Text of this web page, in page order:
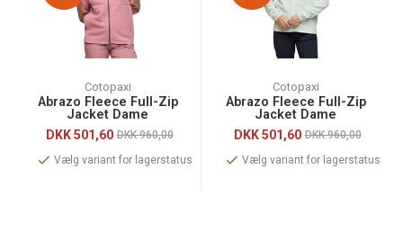
Cotopaxi
Abrazo Fleece Full-Zip
Jacket Dame
DKK501,60 DKK 960,00
Vælg variant for lagerstatus
Cotopaxi
Abrazo Fleece Full-Zip
Jacket Dame
DKK501,60 DKK 960,00
Vælg variant for lagerstatus